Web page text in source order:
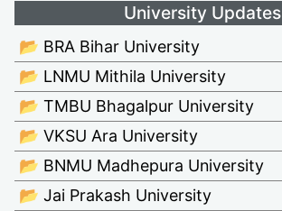
University Updates
📂 BRA Bihar University
📂 LNMU Mithila University
📂 TMBU Bhagalpur University
📂 VKSU Ara University
📂 BNMU Madhepura University
📂 Jai Prakash University